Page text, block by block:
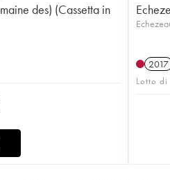
des) (Cassetta in
2017
Lotto